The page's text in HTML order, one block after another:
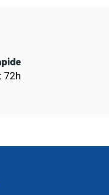
72h